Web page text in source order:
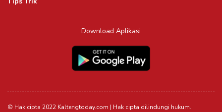
Download Aplikasi
© Hak cipta 2022 Kaltengtoday.com | Hak cipta dilindungi hukum.